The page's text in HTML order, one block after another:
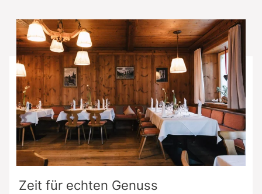
Zeit für echten Genuss